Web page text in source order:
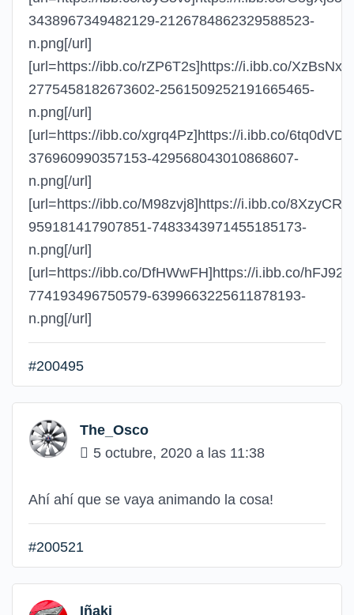
3438967349482129-2126784862329588523-
n.png[/url]
[url=https://ibb.co/rZP6T2s]https://i.ibb.co/
2775458182673602-2561509252191665465-
n.png[/url]
[url=https://ibb.co/xgrq4Pz]https://i.ibb.co/6tq0dVD/
376960990357153-429568043010868607-
n.png[/url]
[url=https://ibb.co/M98zvj8]https://i.ibb.co/
959181417907851-7483343971455185173-
n.png[/url]
[url=https://ibb.co/DfHWwFH]https://i.ibb.co/
774193496750579-6399663225611878193-
n.png[/url]
#200495
The_Osco
5 octubre, 2020 a las 11:38
Ahí ahí que se vaya animando la cosa!
#200521
Iñaki